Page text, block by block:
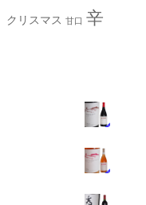
クリスマス 甘口 辛